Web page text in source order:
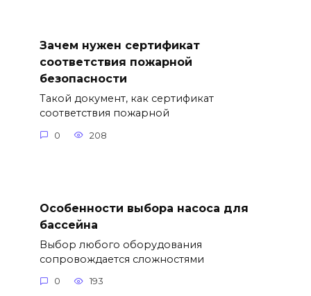
Зачем нужен сертификат
соответствия пожарной
безопасности
Такой документ, как сертификат
соответствия пожарной
0 208
Особенности выбора насоса для
бассейна
Выбор любого оборудования
сопровождается сложностями
0 193